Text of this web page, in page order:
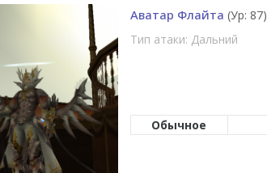
Аватар Флайта (Ур: 87)
Тип атаки: Дальний
Обычное